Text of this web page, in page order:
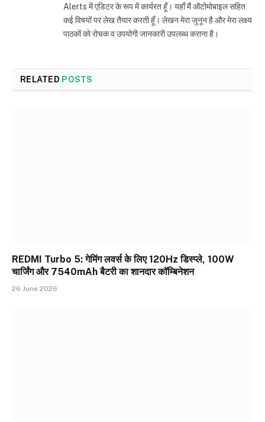
Alerts में एडिटर के रूप में कार्यरत हूँ। यहाँ मैं ऑटोमोबाइल सहित
कई विषयों पर लेख तैयार करती हूँ। लेखन मेरा जुनून है और मेरा लक्ष्य
पाठकों को रोचक व उपयोगी जानकारी उपलब्ध कराना है।
RELATED POSTS
REDMI Turbo 5: गेमिंग लवर्स के लिए 120Hz डिस्प्ले, 100W
चार्जिंग और 7540mAh बैटरी का शानदार कॉम्बिनेशन
26 June 2026